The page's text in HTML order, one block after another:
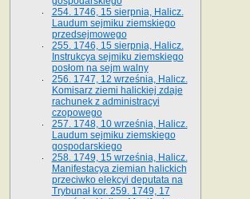
254. 1746, 15 sierpnia, Halicz.
Laudum sejmiku ziemskiego
przedsejmowego
255. 1746, 15 sierpnia, Halicz.
Instrukcya sejmiku ziemskiego
posłom na sejm walny
256. 1747, 12 września, Halicz.
Komisarz ziemi halickiej zdaje
rachunek z administracyi
czopowego
257. 1748, 10 września, Halicz.
Laudum sejmiku ziemskiego
gospodarskiego
258. 1749, 15 września, Halicz.
Manifestacya ziemian halickich
przeciwko elekcyi deputata na
Trybunał kor. 259. 1749, 17